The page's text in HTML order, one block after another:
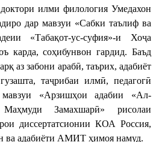
илми филология Умедахон
дар мавзуи «Сабки таълиф ва
«Табақот-ус-суфия»-и Хоҷа
карда, соҳибунвон гардид. Баъд
аз забони арабӣ, таърих, адабиёт
таҷрибаи илмӣ, педагогӣ
«Арзишҳои адабии «Ал-
Замахшарӣ» рисолаи
диссертатсионии КОА Россия,
ва адабиёти АМИТ ҳимоя намуд.